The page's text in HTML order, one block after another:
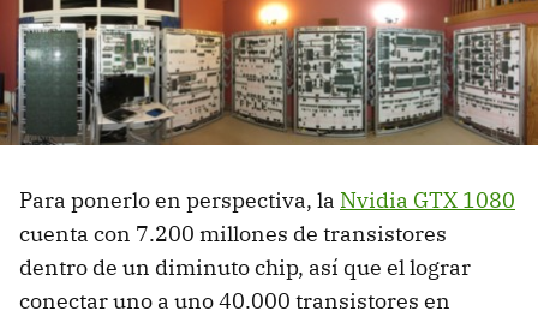
Para ponerlo en perspectiva, la Nvidia GTX 1080
cuenta con 7.200 millones de transistores
dentro de un diminuto chip, así que el lograr
conectar uno a uno 40.000 transistores en